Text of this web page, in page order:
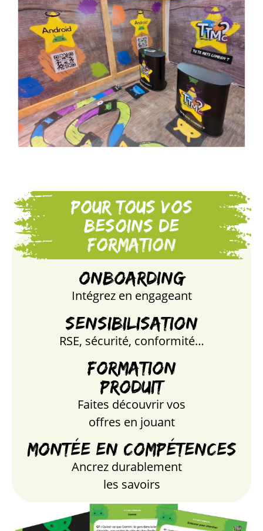
Pour tous vos
besoins de
formation
Onboarding
Intégrez en engageant
Sensibilisation
RSE, sécurité, conformité…
Formation
produit
Faites découvrir vos
offres en jouant
Montée en compétences
Ancrez durablement
les savoirs